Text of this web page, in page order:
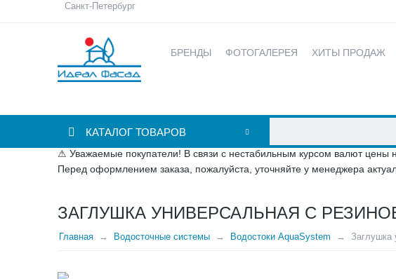
Санкт-Петербург
БРЕНДЫ ФОТОГАЛЕРЕЯ ХИТЫ ПРОДАЖ
КАТАЛОГ ТОВАРОВ
⚠ Уважаемые покупатели! В связи с нестабильным курсом валют цены
Перед оформлением заказа, пожалуйста, уточняйте у менеджера
ЗАГЛУШКА УНИВЕРСАЛЬНАЯ С
Главная Водосточные системы Водостоки AquaSystem Заглушка